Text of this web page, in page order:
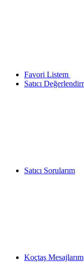
Favori Listem
Satıcı
Satıcı Sorularım
Koçtaş Mesajlarım